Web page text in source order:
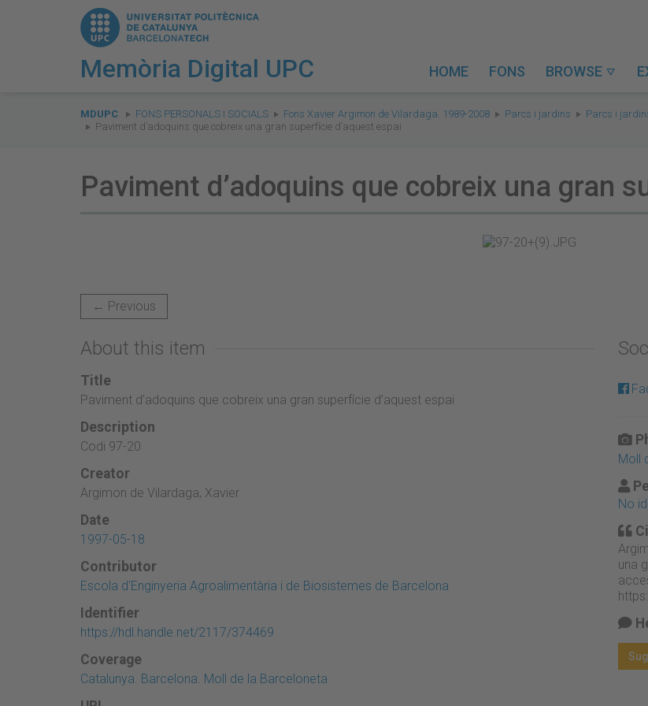
Memòria Digital UPC HOME FONS BROWSE 
are
here:
MDUPC FONS PERSONALS I SOCIALS Fons Xavier Argimon de Vilardaga. 1989-2008 Parcs i jardins Parcs i
Paviment d’adoquins que cobreix una gran superfície d’aquest espai
Paviment d’adoquins que cobreix una gran
← Previous
About this item
Title
Paviment d’adoquins que cobreix una gran superfície d’aquest espai
Description
Codi 97-20
Creator
Argimon de Vilardaga, Xavier
Date
1997-05-18
Contributor
Escola d'Enginyeria Agroalimentària i de Biosistemes de Barcelona
Identifier
https://hdl.handle.net/2117/374469
Coverage
Catalunya. Barcelona. Moll de la Barceloneta
Moll
No
una